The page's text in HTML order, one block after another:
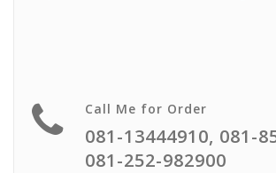
Call Me for Order
081-13444910, 081-
081-252-982900